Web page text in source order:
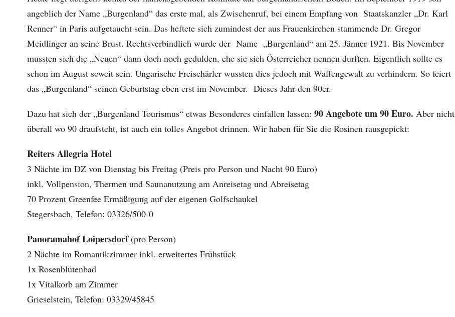
angeblich der Name „Burgenland“ das erste mal, als Zwischenruf, bei einem Empfang von Staatskanzler „Dr. Karl
Renner“ in Paris aufgetaucht sein. Das heftete sich zumindest der aus Frauenkirchen stammende Dr. Gregor
Meidlinger an seine Brust. Rechtsverbindlich wurde der Name „Burgenland“ am 25. Jänner 1921. Bis November
mussten sich die „Neuen“ dann doch noch gedulden, ehe sie sich Österreicher nennen durften. Eigentlich sollte es
schon im August soweit sein. Ungarische Freischärler wussten dies jedoch mit Waffengewalt zu verhindern. So feiert
das „Burgenland“ seinen Geburtstag eben erst im November. Dieses Jahr den 90er.
Dazu hat sich der „Burgenland Tourismus“ etwas Besonderes einfallen lassen: 90 Angebote um 90 Euro. Aber nicht
überall wo 90 draufsteht, ist auch ein tolles Angebot drinnen. Wir haben für Sie die Rosinen rausgepickt:
Reiters Allegria Hotel
3 Nächte im DZ von Dienstag bis Freitag (Preis pro Person und Nacht 90 Euro)
inkl. Vollpension, Thermen und Saunanutzung am Anreisetag und Abreisetag
70 Prozent Greenfee Ermäßigung auf der eigenen Golfschaukel
Stegersbach, Telefon: 03326/500-0
Panoramahof Loipersdorf(pro Person)
2 Nächte im Romantikzimmer inkl. erweitertes Frühstück
1x Rosenblütenbad
1x Vitalkorb am Zimmer
Grieselstein, Telefon: 03329/45845